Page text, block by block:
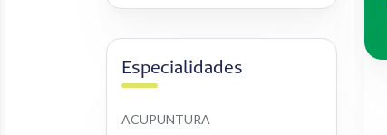
Especialidades
ACUPUNTURA